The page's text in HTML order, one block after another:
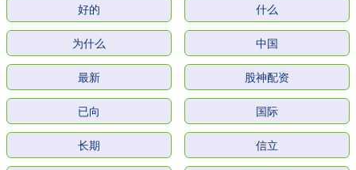
好的 什么
为什么 中国
最新 股神配资
已向 国际
长期 信立